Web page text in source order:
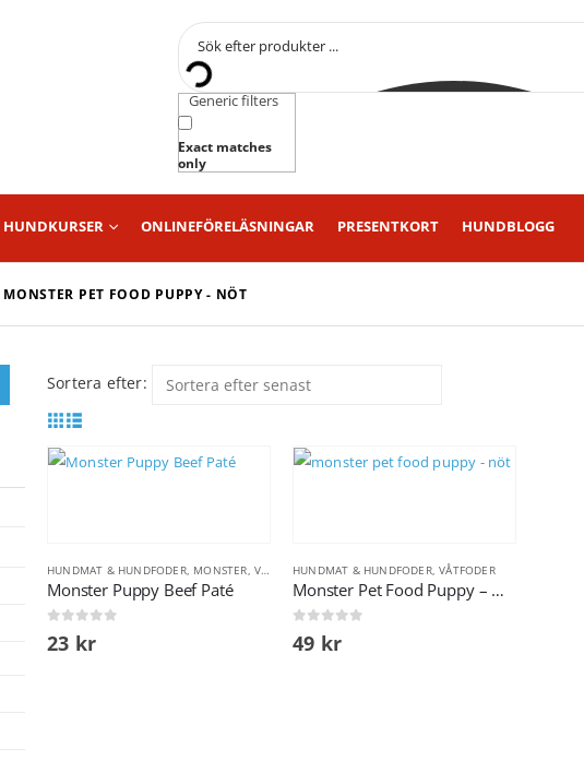
Generic filters
Exact matches
only
HUNDKURSER ONLINEFÖRELÄSNINGAR PRESENTKORT HUNDBLOGG
MONSTER PET FOOD PUPPY - NÖT
Sortera efter:
HUNDMAT & HUNDFODER, MONSTER,VÅTFODER
Monster Puppy Beef Paté
out of 5
23 kr
HUNDMAT & HUNDFODER,VÅTFODER
Monster Pet Food Puppy – Nöt
out of 5
49 kr